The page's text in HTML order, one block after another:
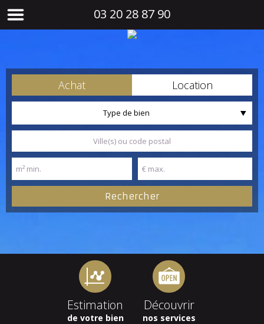
03 20 28 87 90
Achat Location
Type de bien
Estimation
de votre bien
Découvrir
nos services